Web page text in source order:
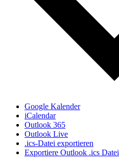
Google Kalender
iCalendar
Outlook 365
Outlook Live
.ics-Datei exportieren
Exportiere Outlook .ics Datei